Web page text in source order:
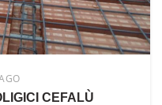
CEFALÙ